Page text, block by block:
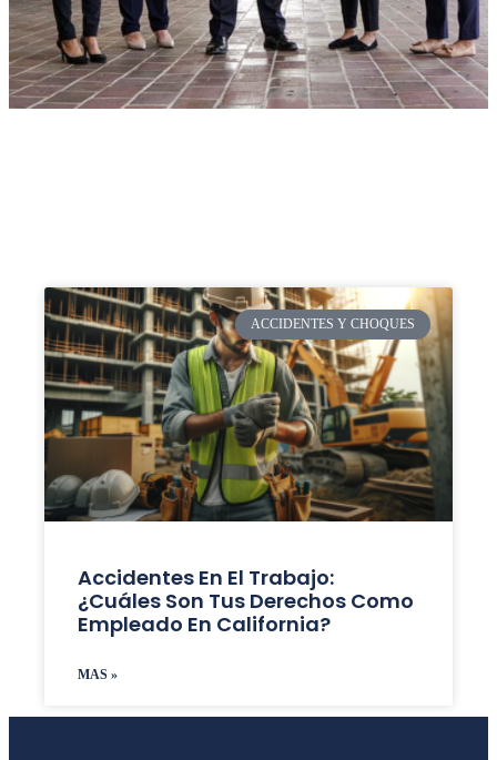
ACCIDENTES Y CHOQUES
Accidentes En El Trabajo:
¿Cuáles Son Tus Derechos Como
Empleado En California?
MAS »